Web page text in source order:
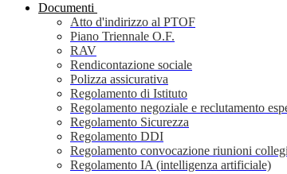
Documenti
Atto d'indirizzo al PTOF
Piano Triennale O.F.
RAV
Rendicontazione sociale
Polizza assicurativa
Regolamento di Istituto
Regolamento negoziale e reclutamento
Regolamento Sicurezza
Regolamento DDI
Regolamento convocazione riunioni
Regolamento IA (intelligenza artificiale)